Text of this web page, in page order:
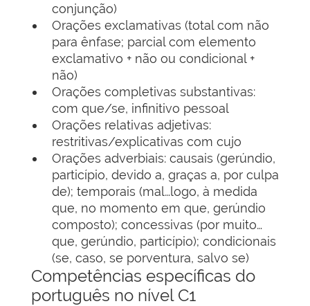
conjunção)
Orações exclamativas (total com não
para ênfase; parcial com elemento
exclamativo + não ou condicional +
não)
Orações completivas substantivas:
com que/se, infinitivo pessoal
Orações relativas adjetivas:
restritivas/explicativas com cujo
Orações adverbiais: causais (gerúndio,
particípio, devido a, graças a, por culpa
de); temporais (mal…logo, à medida
que, no momento em que, gerúndio
composto); concessivas (por muito…
que, gerúndio, particípio); condicionais
(se, caso, se porventura, salvo se)
Competências específicas do
português no nível C1